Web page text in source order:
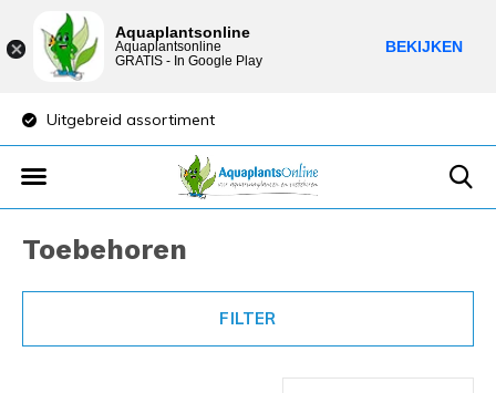
Lage verzendkosten
Toebehoren
FILTER
Aquaplantsonline
Aquaplantsonline
GRATIS - In Google Play
BEKIJKEN